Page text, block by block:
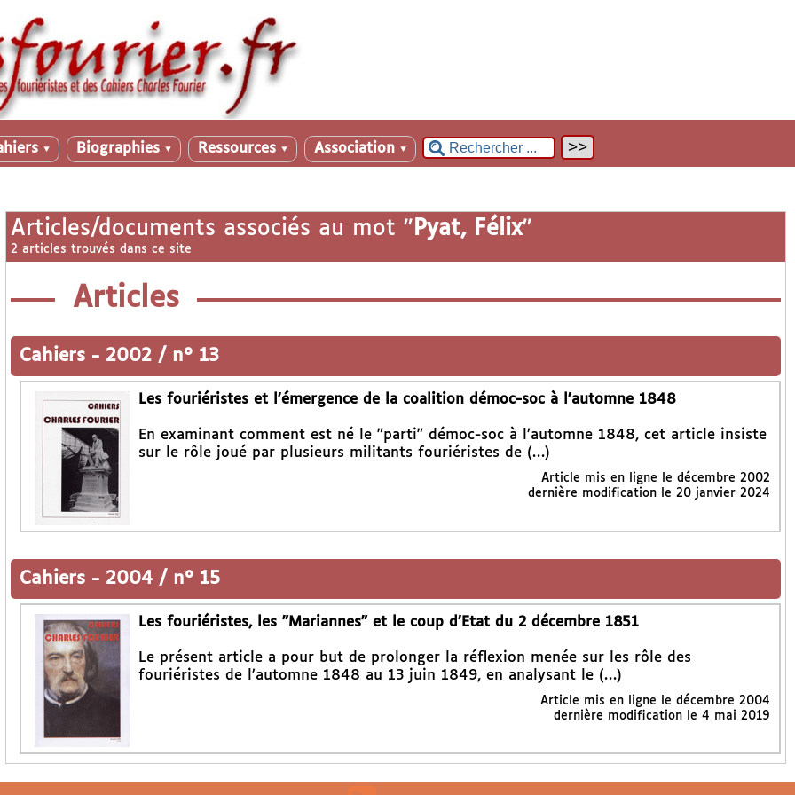
▼ Biographies ▼ Ressources ▼ Association ▼
Articles/documents associés au mot " Pyat, Félix"
2 articles trouvés dans ce site
Articles
Cahiers - 2002 / n° 13
Les fouriéristes et l’émergence de la coalition démoc-soc à l’automne 1848
En examinant comment est né le "parti" démoc-soc à l’automne 1848, cet article insiste
sur le rôle joué par plusieurs militants fouriéristes de (…)
Article mis en ligne le décembre 2002
dernière modification le 20 janvier 2024
Cahiers - 2004 / n° 15
Les fouriéristes, les "Mariannes" et le coup d’Etat du 2 décembre 1851
Le présent article a pour but de prolonger la réflexion menée sur les rôle des
fouriéristes de l’automne 1848 au 13 juin 1849, en analysant le (…)
Article mis en ligne le décembre 2004
dernière modification le 4 mai 2019